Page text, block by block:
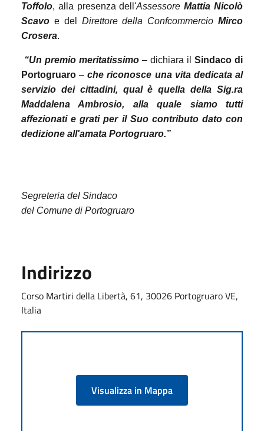
Toffolo, alla presenza dell'AssessoreMattia Nicolò
Scavo e del Direttore della ConfcommercioMirco
Crosera.
“Un premio meritatissimo – dichiara il Sindaco di
Portogruaro–che riconosce una vita dedicata al
servizio dei cittadini, qual è quella della Sig.ra
Maddalena Ambrosio, alla quale siamo tutti
affezionati e grati per il Suo contributo dato con
dedizione all'amata Portogruaro.”
Segreteria del Sindaco
del Comune di Portogruaro
Indirizzo
Corso Martiri della Libertà, 61, 30026 Portogruaro VE,
Italia
Visualizza in Mappa